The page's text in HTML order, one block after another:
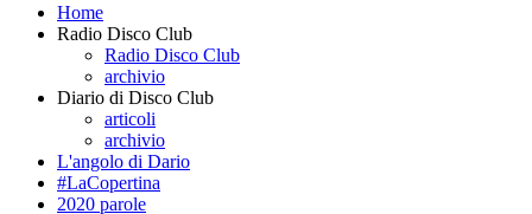
Home
Radio Disco Club
Radio Disco Club
archivio
Diario di Disco Club
articoli
archivio
L'angolo di Dario
#LaCopertina
2020 parole